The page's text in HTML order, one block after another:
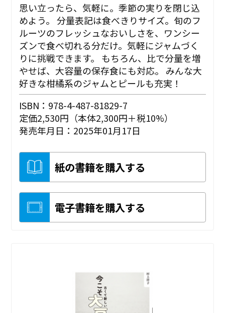
思い立ったら、気軽に。季節の実りを閉じ込
めよう。 分量表記は食べきりサイズ。旬のフ
ルーツのフレッシュなおいしさを、ワンシー
ズンで食べ切れる分だけ。気軽にジャムづく
りに挑戦できます。 もちろん、比で分量を増
やせば、大容量の保存食にも対応。 みんな大
好きな柑橘系のジャムとピールも充実！
ISBN：978-4-487-81829-7
定価2,530円（本体2,300円＋税10%）
発売年月日：2025年01月17日
紙の書籍を購入する
電子書籍を購入する